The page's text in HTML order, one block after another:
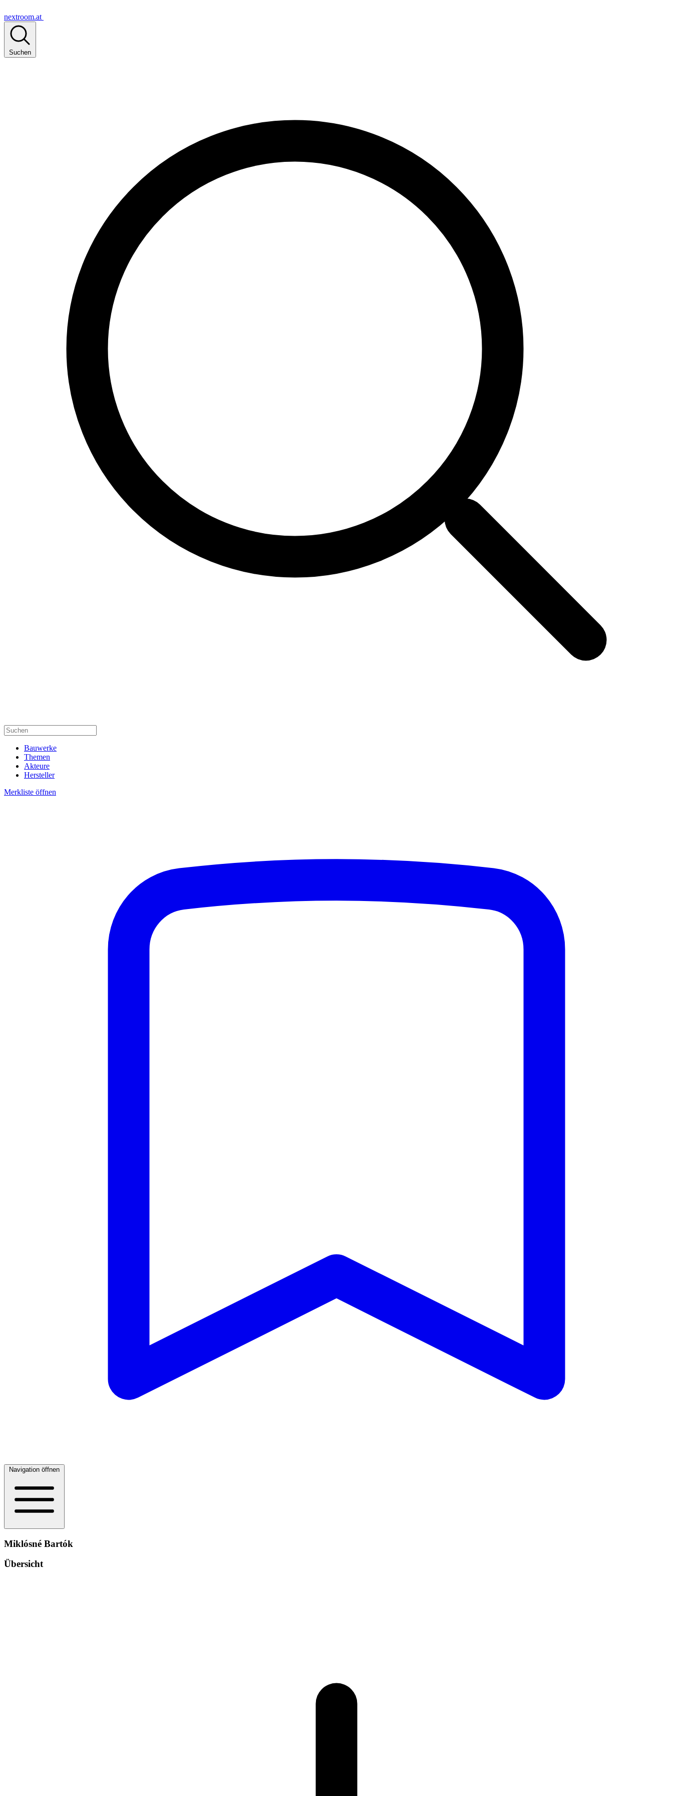
nextroom.at
Suchen
Bauwerke
Themen
Akteure
Hersteller
Merkliste öffnen
Navigation öffnen
Miklósné Bartók
Übersicht